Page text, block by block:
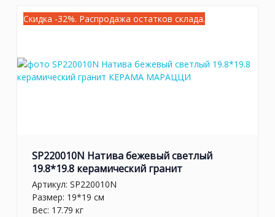
Скидка -32%. Распродажа остатков склада.
SP220010N Натива бежевый светлый
19.8*19.8 керамический гранит
Артикул: SP220010N
Размер: 19*19 см
Вес: 17.79 кг